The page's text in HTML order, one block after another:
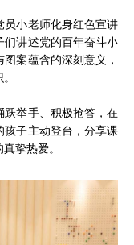
员小老师化身红色宣讲
们讲述党的百年奋斗小
案蕴含的深刻意义，
跃举手、积极抢答，在
孩子主动登台，分享课
挚热爱。